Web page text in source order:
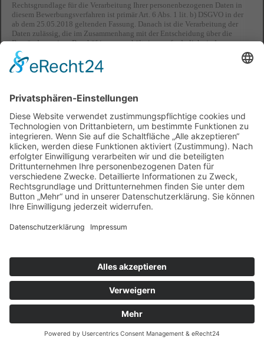
Rechtsgrundlage für die Verarbeitung Ihrer personenbezogenen Daten in
diesem Bewerbungsverfahren ist primär Art. 6 Abs. 1 lit. b) DSGVO in der
ab dem 25.05.2018 geltenden Fassung. Danach ist die Verarbeitung der
Daten zulässig, die im Zusammenhang mit der Entscheidung über die
Begründung eines Beschäftigungsverhältnisses erforderlich sind.
Sollten die Daten nach Abschluss des Bewerbungsverfahrens ggf. zur
Rechtsverfolgung erforderlich sein, kann eine Datenverarbeitung auf Basis
Interesse besteht dann in der Geltendmachung oder Abwehr von
Ansprüchen.
7.4 Wie lange werden die Daten gespeichert?
Daten von Bewerberinnen und Bewerbern werden im Falle einer Absage
nach 6 Monaten gelöscht.
Für den Fall, dass Sie einer weiteren Speicherung Ihrer personenbezogenen
Daten zugestimmt haben, werden wir Ihre Daten in unseren Bewerber-Pool
übernehmen. Dort werden die Daten nach Ablauf 12 Monaten gelöscht.
Sollten Sie im Rahmen des Bewerbungsverfahrens den Zuschlag für eine
unser Personalinformationssystem überführt.
Ihre Bewerberdaten werden nach Eingang Ihrer Bewerbung von der
Personal-abteilung gesichtet. Geeignete Bewerbungen werden dann intern
an die Abteilungsverantwortlichen für die jeweils offene Position
weitergeleitet. Dann wird der weitere Ablauf abgestimmt. Im Unternehmen
haben grundsätzlich nur die Personen Zugriff auf Ihre Daten, die dies für